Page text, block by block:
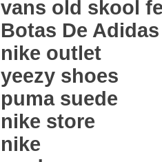
vans old skool
Botas De Adidas
nike outlet
yeezy shoes
puma suede
nike store
nike